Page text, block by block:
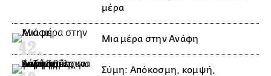
μέρα
Μια μέρα στην Ανάφη
Σύμη: Απόκοσμη, κομψή,